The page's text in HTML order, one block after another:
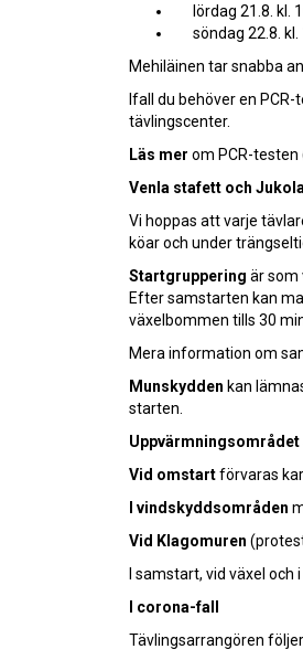
lördag 21.8. kl.
söndag 22.8. kl.
Mehiläinen tar snabba
Ifall du behöver en
tävlingscenter.
Läs mer om PCR-testen
Venla stafett och
Vi hoppas att varje
köar och under
Startgruppering är som
Efter samstarten kan
växelbommen tills 30
Mera information om
Munskydden kan
starten.
Uppvärmningsområdet
Vid omstartförvaras
I vindskyddsområden
Vid Klagomuren
I samstart, vid växel
I corona-fall
Tävlingsarrangören